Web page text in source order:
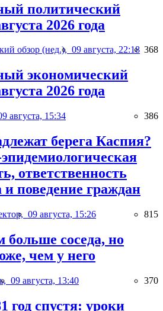
политический
2026 года
обзор (нед.), 09 августа, 22:18 368
экономический
2026 года
августа, 15:34 386
берега Каспия?
ответственность
и поведение граждан
09 августа, 15:26 815
больше соседа, но
чем у него
09 августа, 13:40 370
год спустя: уроки